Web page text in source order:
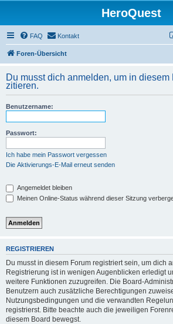
HeroQuest
FAQ Kontakt
Foren-Übersicht
Du musst dich anmelden, um in diesem
zitieren.
Benutzername:
Passwort:
Ich habe mein Passwort vergessen
Die Aktivierungs-E-Mail erneut senden
Angemeldet bleiben
Meinen Online-Status während dieser Sitzung
REGISTRIEREN
Du musst in diesem Forum registriert sein, um dich
Registrierung ist in wenigen Augenblicken erledigt
weitere Funktionen zuzugreifen. Die Board-
Benutzern auch zusätzliche Berechtigungen
Nutzungsbedingungen und die verwandten
registrierst. Bitte beachte auch die jeweiligen
diesem Board bewegst.